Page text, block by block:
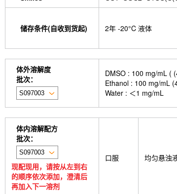
储存条件(自收到货起) 2年 -20°C 液体
体外溶解度
批次：
DMSO : 100 mg/mL (
Ethanol : 100 mg/mL
Water : ＜1 mg/mL
体内溶解配方
批次：
现配现用，请按从左到右
的顺序依次添加，澄清后
再加入下一溶剂
口服 均匀悬浊